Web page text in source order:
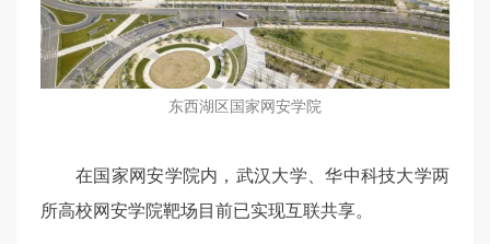
东西湖区国家网安学院
在国家网安学院内，武汉大学、华中科技大学两
所高校网安学院靶场目前已实现互联共享。